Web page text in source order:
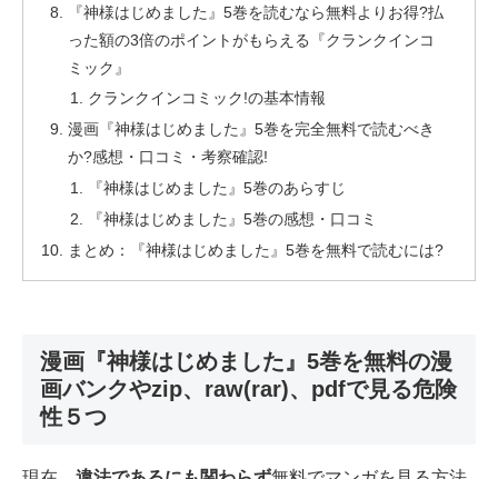
『神様はじめました』5巻を読むなら無料よりお得?払
った額の3倍のポイントがもらえる『クランクインコ
ミック』
クランクインコミック!の基本情報
漫画『神様はじめました』5巻を完全無料で読むべき
か?感想・口コミ・考察確認!
『神様はじめました』5巻のあらすじ
『神様はじめました』5巻の感想・口コミ
まとめ：『神様はじめました』5巻を無料で読むには?
漫画『神様はじめました』5巻を無料の漫
画バンクやzip、raw(rar)、pdfで見る危険
性５つ